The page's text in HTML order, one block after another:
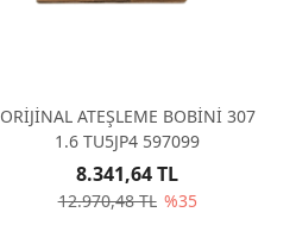
ORİJİNAL ATEŞLEME BOBİNİ 307
1.6 TU5JP4 597099
12.970,48 TL %35
8.341,64 TL